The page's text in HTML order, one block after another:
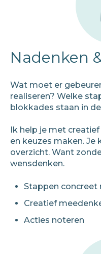
Nadenken
Wat moet er
realiseren? Welke
blokkades staan in
Ik help je met
en keuzes maken. Je
overzicht. Want
wensdenken.
Stappen concreet
Creatief
Acties noteren